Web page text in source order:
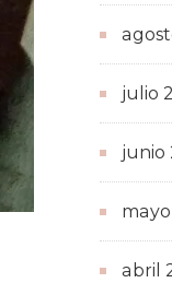
julio
junio
abril